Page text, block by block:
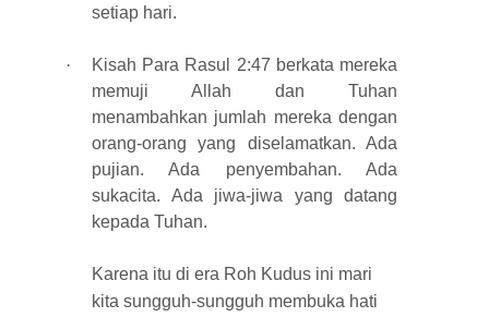
setiap hari.
·
Kisah Para Rasul 2:47 berkata mereka
memuji Allah dan Tuhan
menambahkan jumlah mereka dengan
orang-orang yang diselamatkan. Ada
pujian. Ada penyembahan. Ada
sukacita. Ada jiwa-jiwa yang datang
kepada Tuhan.
Karena itu di era Roh Kudus ini mari
kita sungguh-sungguh membuka hati